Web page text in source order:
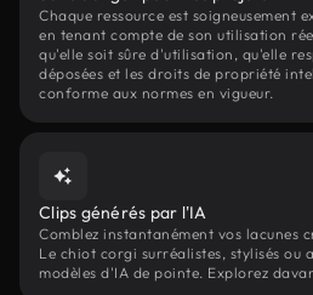
Chaque ressource est soigneusement
en tenant compte de son utilisation
qu'elle soit sûre d'utilisation, qu'elle
déposées et les droits de propriété
conforme aux normes en vigueur.
Clips générés par l'IA
Comblez instantanément vos lacunes
Le chiot corgi surréalistes, stylisés ou
modèles d'IA de pointe. Explorez